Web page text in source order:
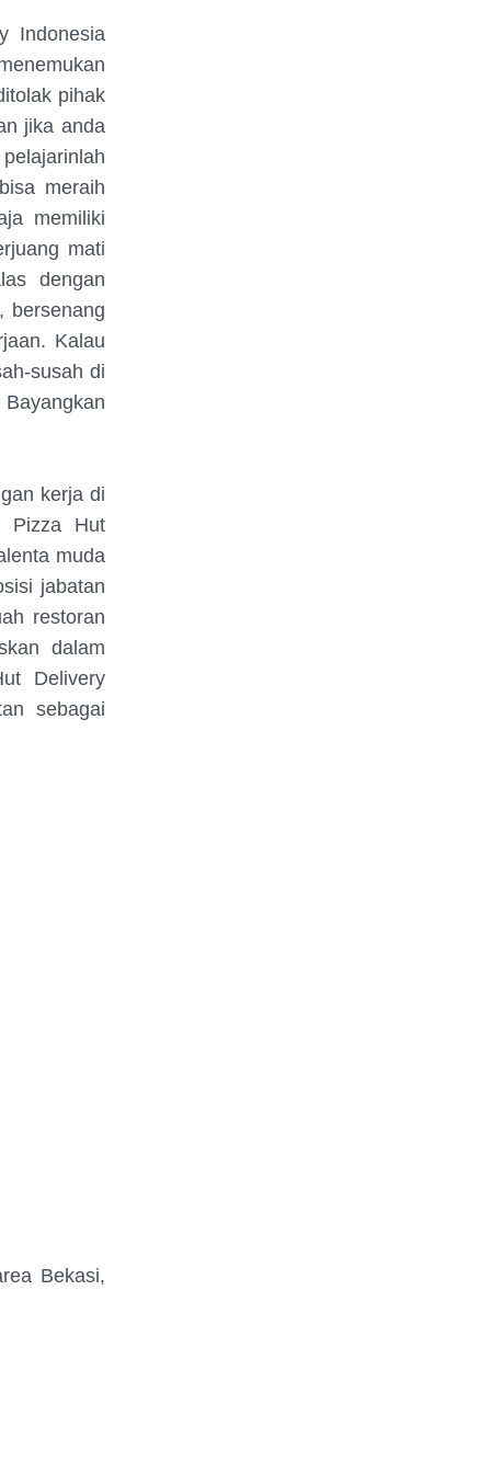
Indonesia
pihak
jika anda
meraih
memiliki
mati
dengan
bersenang
Kalau
susah di
kerja di
Pizza Hut
muda
jabatan
restoran
dalam
Delivery
sebagai
Bekasi,